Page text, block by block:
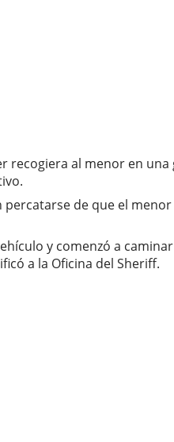
al menor en
de que el
y comenzó a
a la Oficina del Sheriff.